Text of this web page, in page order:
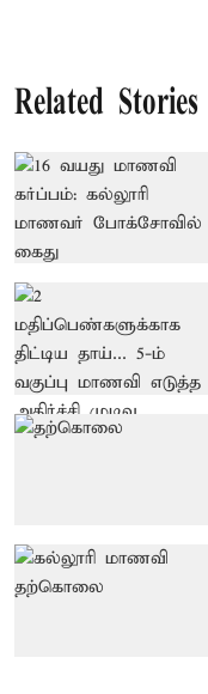
Related Stories